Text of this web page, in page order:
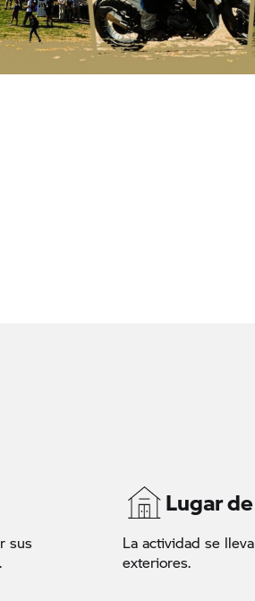
sus
Lugar
La actividad se
exteriores.